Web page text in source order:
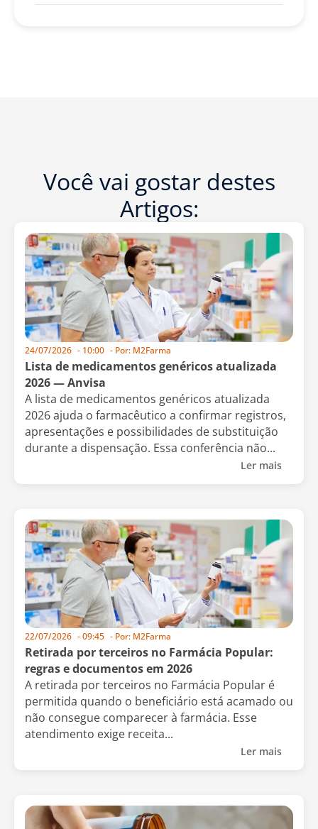
Você vai gostar destes
Artigos:
24/07/2026 - 10:00 - Por: M2Farma
Lista de medicamentos genéricos atualizada
2026 — Anvisa
A lista de medicamentos genéricos atualizada
2026 ajuda o farmacêutico a confirmar registros,
apresentações e possibilidades de substituição
durante a dispensação. Essa conferência não...
Ler mais
22/07/2026 -09:45 - Por: M2Farma
Retirada por terceiros no Farmácia Popular:
regras e documentos em 2026
A retirada por terceiros no Farmácia Popular é
permitida quando o beneficiário está acamado ou
não consegue comparecer à farmácia. Esse
atendimento exige receita...
Ler mais